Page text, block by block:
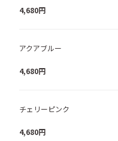
4,680円
アクアブルー
4,680円
チェリーピンク
4,680円